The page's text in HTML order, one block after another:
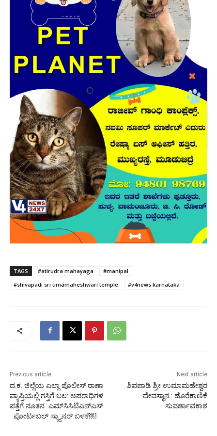
TAGS #atirudra mahayaga
#manipal
#shivapadi sri umamaheshwari temple
#v4news karnataka
Previous article
ದ.ಕ. ಜಿಲ್ಲೆಯ ಎಲ್ಲಾ ಪೊಲೀಸ್ ಠಾಣಾ
ವ್ಯಾಪ್ತಿಯಲ್ಲಿ ಗಸ್ತಿಗೆ ಬಲ: ಅಪರಾಧಿಗಳ
ಪತ್ತೆಗೆ ನೂತನ ಎಮ್‌ಸಿಸಿಟಿಎನ್‌ಎಸ್
ಪೋರ್ಟಬಲ್ ಸ್ಕ್ಯಾನರ್ ಬಳಕೆ￼
Next article
ಶಿವಪಾಡಿ ಶ್ರೀ ಉಮಾಮಹೇಶ್ವರ
ದೇವಸ್ಥಾನ : ಹೊರೆಕಾಣಿಕೆ
ಸುವರ್ಣಾವಕಾಶ